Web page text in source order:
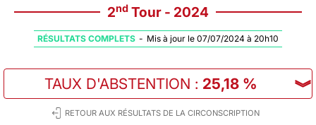
2nd Tour - 2024
RÉSULTATS COMPLETS - Mis à jour le 07/07/2024 à 20h10
TAUX D'ABSTENTION : 25,18 % ︾
RETOUR AUX RÉSULTATS DE LA CIRCONSCRIPTION